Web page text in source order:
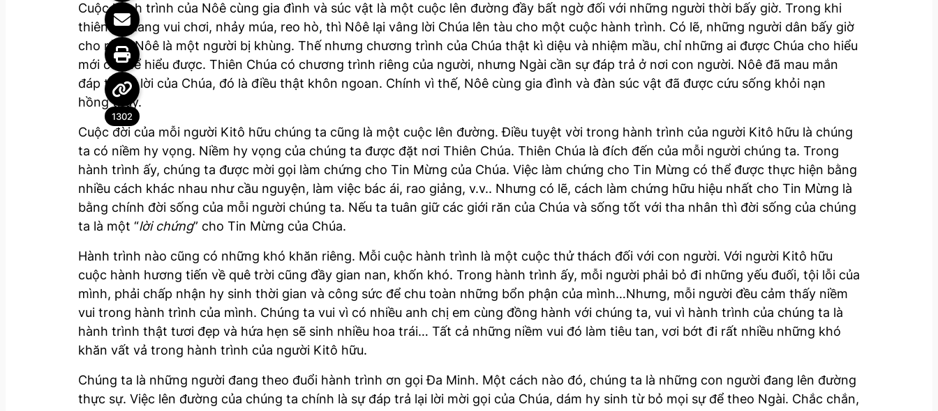
Cuộc hành trình của Nôê cùng gia đình và súc vật là một cuộc lên đường đầy bất ngờ đối với những người thời bấy giờ. Trong khi
thiên hạ đang vui chơi, nhảy múa, reo hò, thì Nôê lại vâng lời Chúa lên tàu cho một cuộc hành trình. Có lẽ, những người dân bấy giờ
cho rằng Nôê là một người bị khùng. Thế nhưng chương trình của Chúa thật kì diệu và nhiệm mầu, chỉ những ai được Chúa cho hiểu
mới có thể hiểu được. Thiên Chúa có chương trình riêng của người, nhưng Ngài cần sự đáp trả ở nơi con người. Nôê đã mau mắn
đáp trả lại lời của Chúa, đó là điều thật khôn ngoan. Chính vì thế, Nôê cùng gia đình và đàn súc vật đã được cứu sống khỏi nạn
hồng thủy.
Cuộc đời của mỗi người Kitô hữu chúng ta cũng là một cuộc lên đường. Điều tuyệt vời trong hành trình của người Kitô hữu là chúng
ta có niềm hy vọng. Niềm hy vọng của chúng ta được đặt nơi Thiên Chúa. Thiên Chúa là đích đến của mỗi người chúng ta. Trong
hành trình ấy, chúng ta được mời gọi làm chứng cho Tin Mừng của Chúa. Việc làm chứng cho Tin Mừng có thể được thực hiện bằng
nhiều cách khác nhau như cầu nguyện, làm việc bác ái, rao giảng, v.v.. Nhưng có lẽ, cách làm chứng hữu hiệu nhất cho Tin Mừng là
bằng chính đời sống của mỗi người chúng ta. Nếu ta tuân giữ các giới răn của Chúa và sống tốt với tha nhân thì đời sống của chúng
ta là một “lời chứng” cho Tin Mừng của Chúa.
Hành trình nào cũng có những khó khăn riêng. Mỗi cuộc hành trình là một cuộc thử thách đối với con người. Với người Kitô hữu
cuộc hành hương tiến về quê trời cũng đầy gian nan, khốn khó. Trong hành trình ấy, mỗi người phải bỏ đi những yếu đuối, tội lỗi của
mình, phải chấp nhận hy sinh thời gian và công sức để chu toàn những bổn phận của mình…Nhưng, mỗi người đều cảm thấy niềm
vui trong hành trình của mình. Chúng ta vui vì có nhiều anh chị em cùng đồng hành với chúng ta, vui vì hành trình của chúng ta là
hành trình thật tươi đẹp và hứa hẹn sẽ sinh nhiều hoa trái… Tất cả những niềm vui đó làm tiêu tan, vơi bớt đi rất nhiều những khó
khăn vất vả trong hành trình của người Kitô hữu.
Chúng ta là những người đang theo đuổi hành trình ơn gọi Đa Minh. Một cách nào đó, chúng ta là những con người đang lên đường
thực sự. Việc lên đường của chúng ta chính là sự đáp trả lại lời mời gọi của Chúa, dám hy sinh từ bỏ mọi sự để theo Ngài. Chắc chắn,
1302